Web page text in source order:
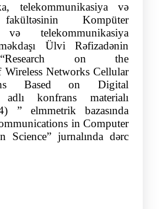
telekommunikasiya və
fakültəsinin Kompüter
telekommunikasiya
Ülvi
Rəfizadənin
“Research on the
Wireless Networks Cellular
Based on Digital
adlı konfrans materialı
) ” elmmetrik bazasında
in Computer
Science” jurnalında dərc